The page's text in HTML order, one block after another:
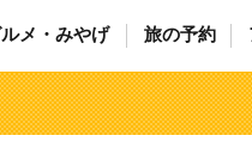
メ・みやげ 旅の予約